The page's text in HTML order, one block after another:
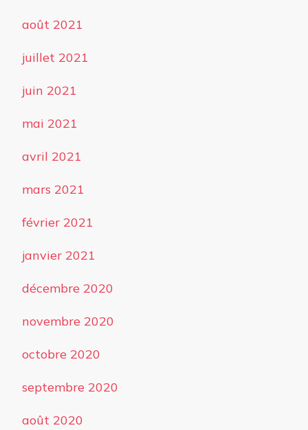
août 2021
juillet 2021
juin 2021
mai 2021
avril 2021
mars 2021
février 2021
janvier 2021
décembre 2020
novembre 2020
octobre 2020
septembre 2020
août 2020